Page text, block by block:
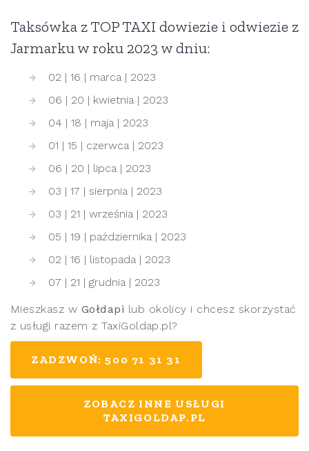
Taksówka z TOP TAXI dowiezie i odwiezie z
Jarmarku w roku 2023 w dniu:
02 | 16 | marca | 2023
06 | 20 | kwietnia | 2023
04 | 18 | maja | 2023
01 | 15 | czerwca | 2023
06 | 20 | lipca | 2023
03 | 17 | sierpnia | 2023
03 | 21 | września | 2023
05 | 19 | października | 2023
02 | 16 | listopada | 2023
07 | 21 | grudnia | 2023
Mieszkasz w Gołdapi lub okolicy i chcesz skorzystać
z usługi razem z TaxiGoldap.pl?
ZADZWOŃ: 500 71 31 31
ZOBACZ INNE USŁUGI
TAXIGOLDAP.PL